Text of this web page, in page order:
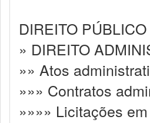
DIREITO
» DIREITO
»» Atos
»»» Contratos
»»»» Licitações